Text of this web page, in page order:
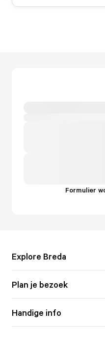
Formulier
Explore Breda
Plan je bezoek
Handige info